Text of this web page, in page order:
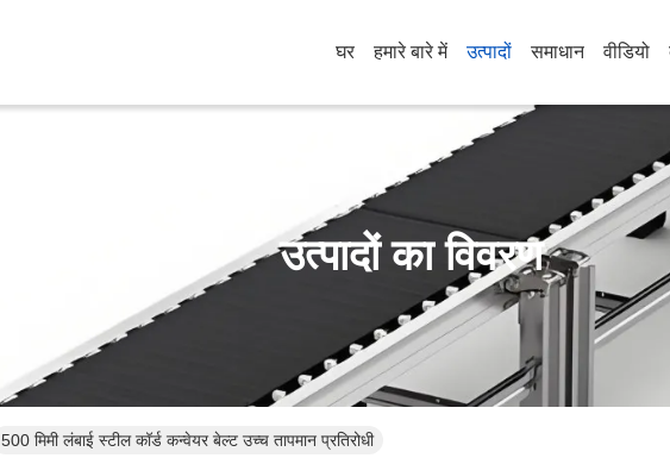
घर हमारे बारे में उत्पादों समाधान वीडियो
उत्पादों का विवरण
500 मिमी लंबाई स्टील कॉर्ड कन्वेयर बेल्ट उच्च तापमान प्रतिरोधी